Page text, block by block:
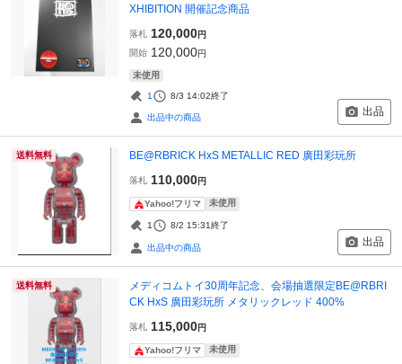
XHIBITION 開催記念商品
落札 120,000円
開始 120,000円
未使用
1 8/3 14:02終了
出品中の商品 出品
送料無料 BE@RBRICK HxS METALLIC RED 廣田彩玩所
落札 110,000円
Yahoo!フリマ 未使用
1 8/2 15:31終了
出品中の商品 出品
送料無料
メディコムトイ30周年記念、会場抽選限定BE@RBRI
CK HxS 廣田彩玩所 メタリックレッド 400%
落札 115,000円
Yahoo!フリマ 未使用